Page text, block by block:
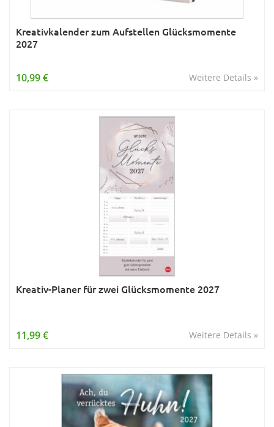
Kreativkalender zum Aufstellen Glücksmomente
2027
Weitere Details »
10,99 €
Kreativ-Planer für zwei Glücksmomente 2027
Weitere Details »
11,99 €